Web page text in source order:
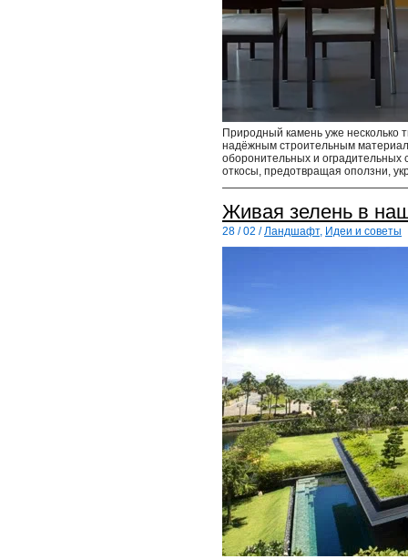
Природный камень уже несколько
надёжным строительным
оборонительных и
откосы, предотвращая оползни,
Живая зелень в
28 / 02 /Ландшафт, Идеи и советы